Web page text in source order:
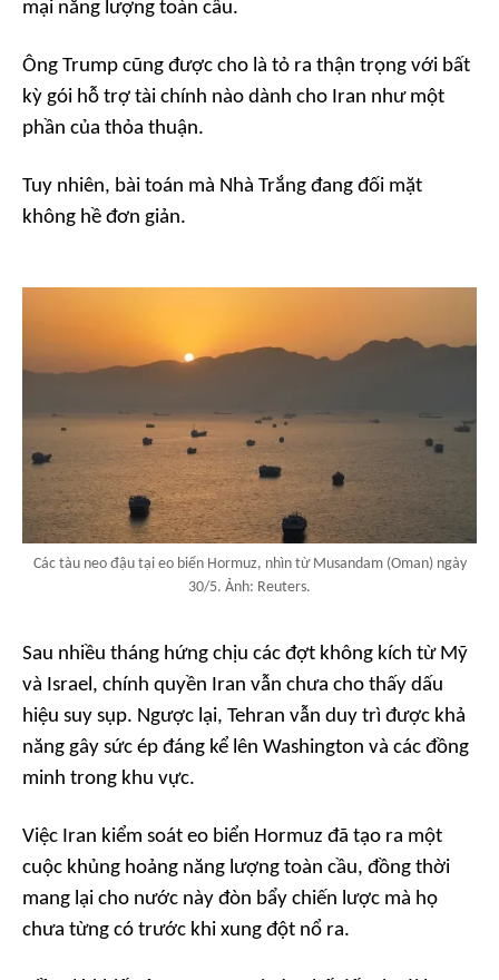
mại năng lượng toàn cầu.
Ông Trump cũng được cho là tỏ ra thận trọng với bất
kỳ gói hỗ trợ tài chính nào dành cho Iran như một
phần của thỏa thuận.
Tuy nhiên, bài toán mà Nhà Trắng đang đối mặt
không hề đơn giản.
Các tàu neo đậu tại eo biển Hormuz, nhìn từ Musandam (Oman) ngày
30/5. Ảnh: Reuters.
Sau nhiều tháng hứng chịu các đợt không kích từ Mỹ
và Israel, chính quyền Iran vẫn chưa cho thấy dấu
hiệu suy sụp. Ngược lại, Tehran vẫn duy trì được khả
năng gây sức ép đáng kể lên Washington và các đồng
minh trong khu vực.
Việc Iran kiểm soát eo biển Hormuz đã tạo ra một
cuộc khủng hoảng năng lượng toàn cầu, đồng thời
mang lại cho nước này đòn bẩy chiến lược mà họ
chưa từng có trước khi xung đột nổ ra.